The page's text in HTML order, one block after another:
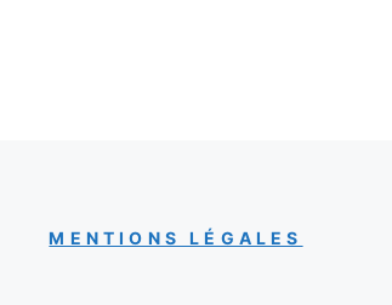
MENTIONS LÉGALES